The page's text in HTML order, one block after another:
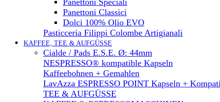
Panettoni Speciali
Panettoni Classici
Dolci 100% Olio EVO
Pasticceria Filippi Colombe Artigianali
KAFFEE, TEE & AUFGÜSSE
Cialde / Pads E.S.E. Ø: 44mm
NESPRESSO® kompatible Kapseln
Kaffeebohnen + Gemahlen
LavAzza ESPRESSO POINT Kapseln +
TEE & AUFGÜSSE